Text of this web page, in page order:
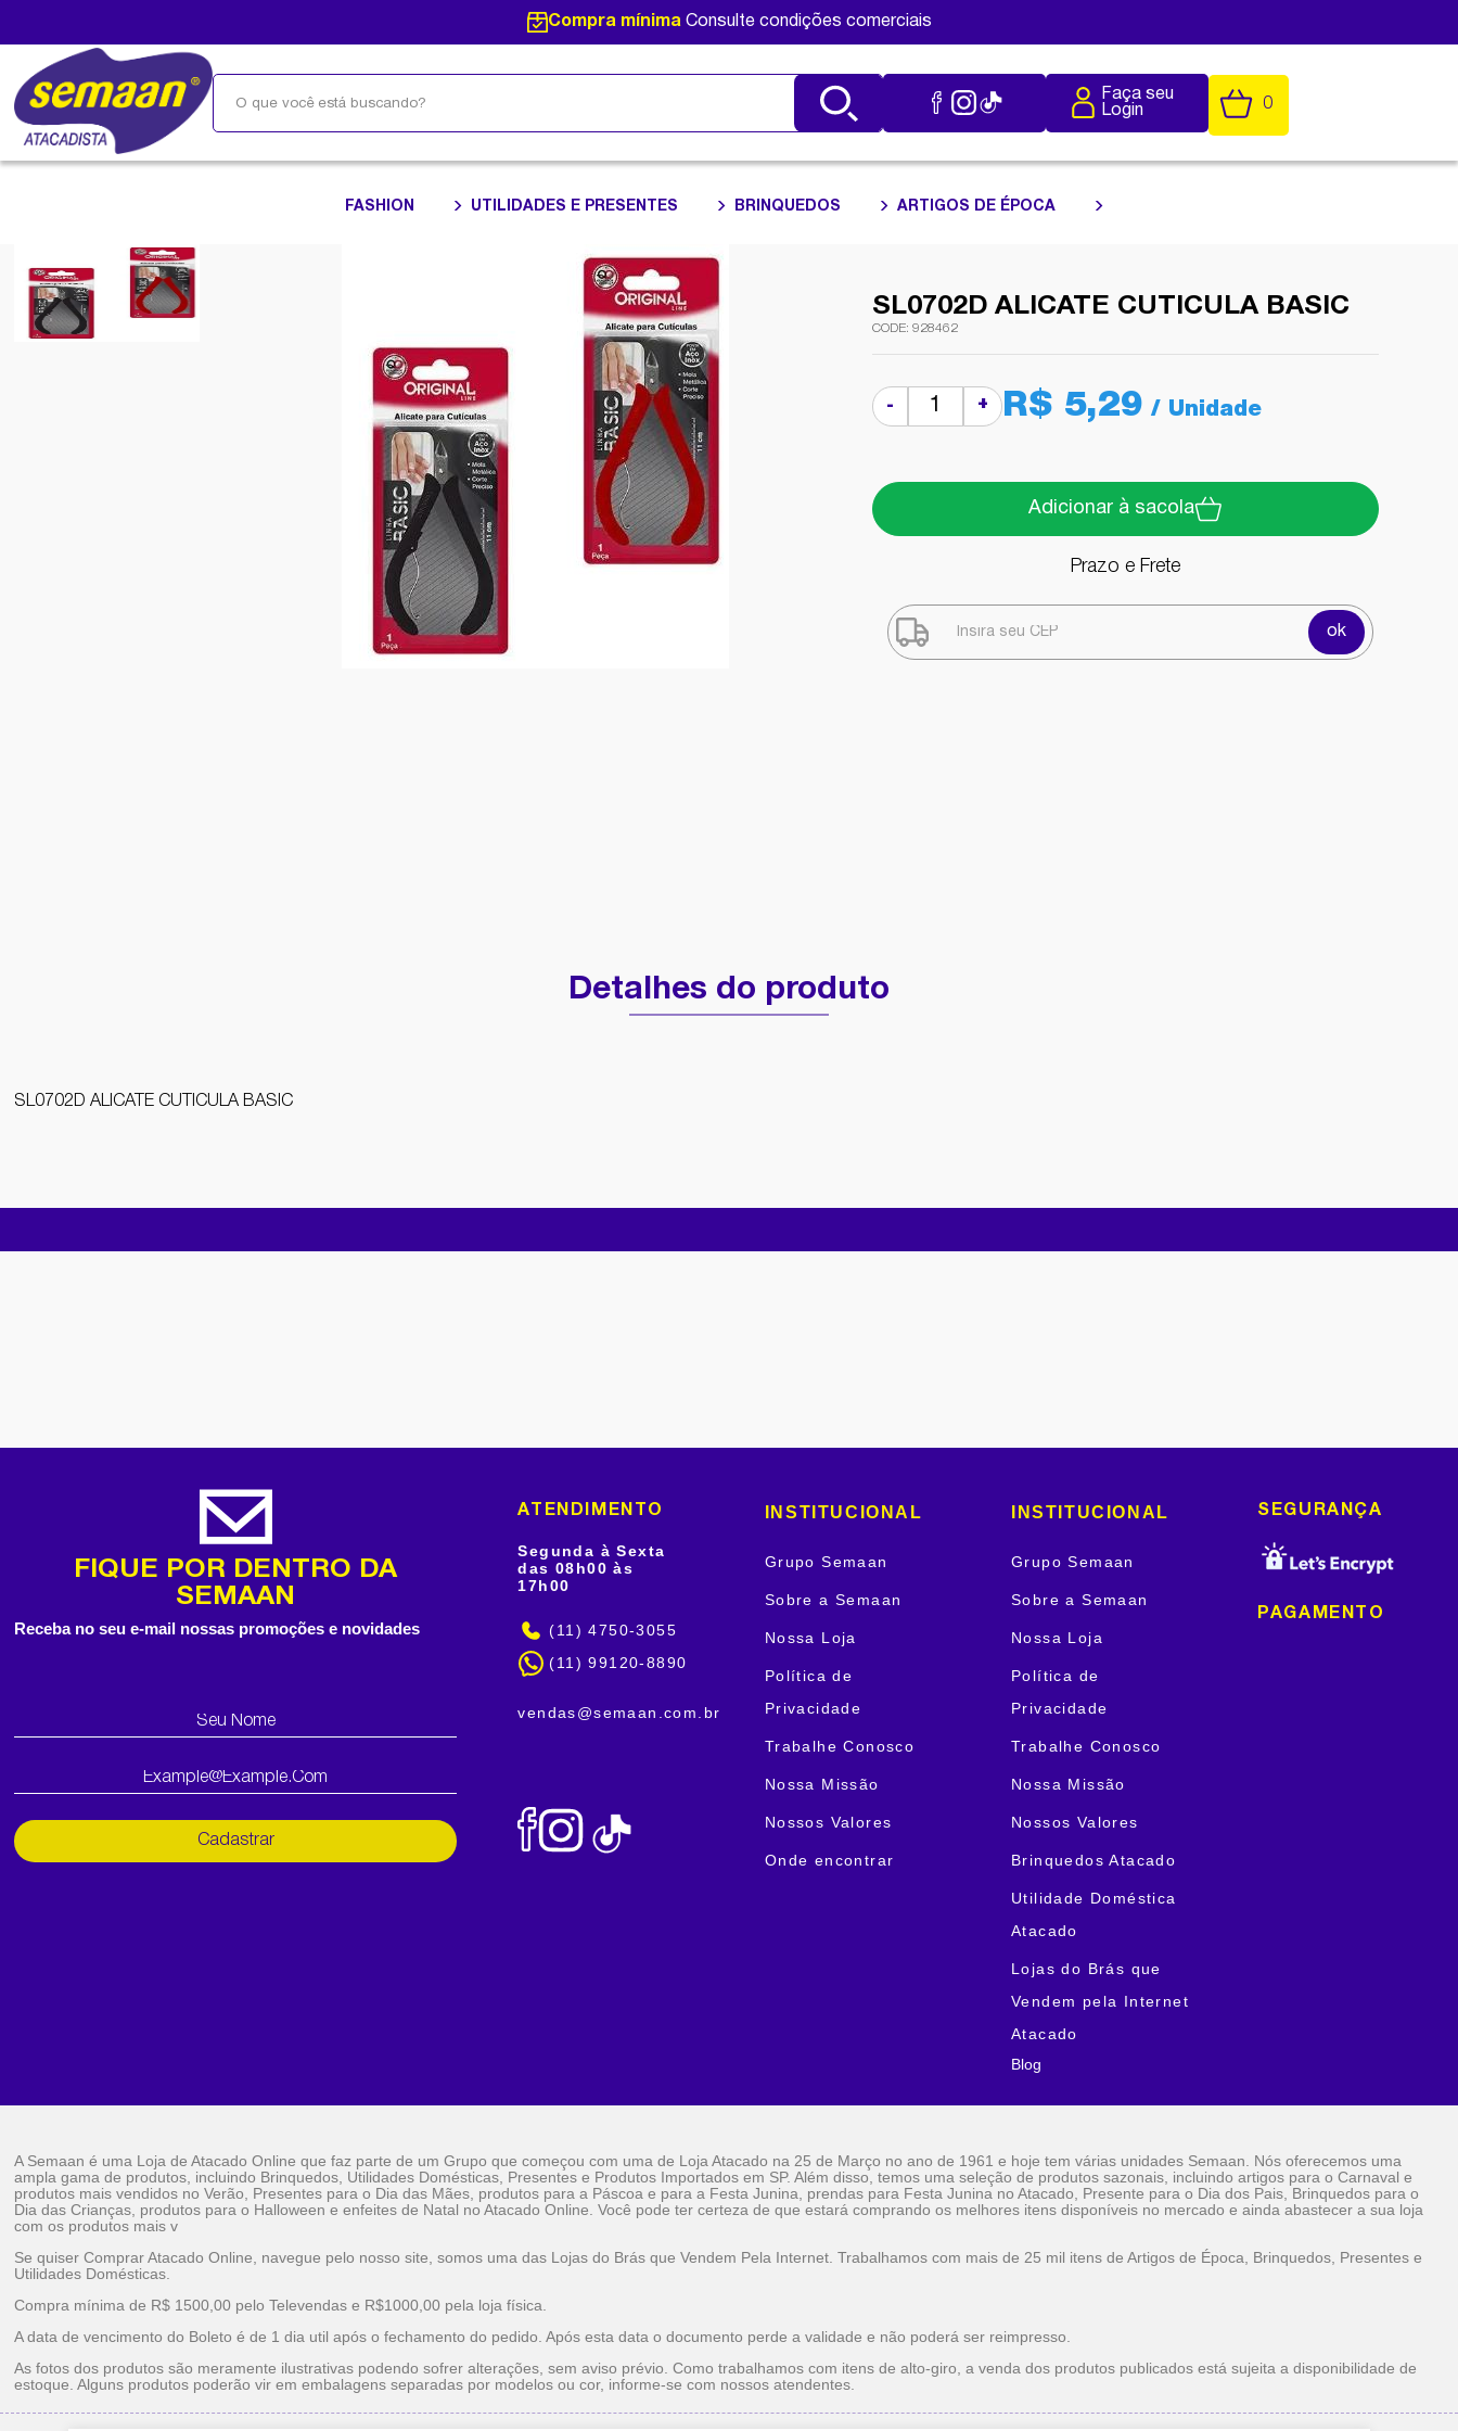
Compra mínimaConsulte condições comerciais
Faça seu
Login
0
FASHION UTILIDADES E PRESENTES BRINQUEDOS ARTIGOS DE ÉPOCA
SL0702D ALICATE CUTICULA BASIC
928462
- + R$ 5,29
Adicionar à sacola
Prazo e Frete
ok
Detalhes do produto
SL0702D ALICATE CUTICULA BASIC
FIQUE POR DENTRO DA
SEMAAN
Receba no seu e-mail nossas promoções e novidades
Cadastrar
ATENDIMENTO
Segunda à Sexta
das 08h00 às
17h00
(11) 4750-3055
(11) 99120-8890
vendas@semaan.com.br
INSTITUCIONAL
Grupo Semaan
Sobre a Semaan
Nossa Loja
Política de
Privacidade
Trabalhe Conosco
Nossa Missão
Nossos Valores
Onde encontrar
INSTITUCIONAL
Grupo Semaan
Sobre a Semaan
Nossa Loja
Política de
Privacidade
Trabalhe Conosco
Nossa Missão
Nossos Valores
Brinquedos Atacado
Utilidade Doméstica
Atacado
Lojas do Brás que
Vendem pela Internet
Atacado
Blog
SEGURANÇA
PAGAMENTO
A Semaan é uma Loja de Atacado Online que faz parte de um Grupo que começou com uma de Loja Atacado na 25 de Março no ano de 1961 e hoje tem várias unidades Semaan. Nós oferecemos uma
ampla gama de produtos, incluindo Brinquedos, Utilidades Domésticas, Presentes e Produtos Importados em SP. Além disso, temos uma seleção de produtos sazonais, incluindo artigos para o Carnaval e
produtos mais vendidos no Verão, Presentes para o Dia das Mães, produtos para a Páscoa e para a Festa Junina, prendas para Festa Junina no Atacado, Presente para o Dia dos Pais, Brinquedos para o
Dia das Crianças, produtos para o Halloween e enfeites de Natal no Atacado Online. Você pode ter certeza de que estará comprando os melhores itens disponíveis no mercado e ainda abastecer a sua loja
com os produtos mais v
Se quiser Comprar Atacado Online, navegue pelo nosso site, somos uma das Lojas do Brás que Vendem Pela Internet. Trabalhamos com mais de 25 mil itens de Artigos de Época, Brinquedos, Presentes e
Utilidades Domésticas.
Compra mínima de R$ 1500,00 pelo Televendas e R$1000,00 pela loja física.
A data de vencimento do Boleto é de 1 dia util após o fechamento do pedido. Após esta data o documento perde a validade e não poderá ser reimpresso.
As fotos dos produtos são meramente ilustrativas podendo sofrer alterações, sem aviso prévio. Como trabalhamos com itens de alto-giro, a venda dos produtos publicados está sujeita a disponibilidade de
estoque. Alguns produtos poderão vir em embalagens separadas por modelos ou cor, informe-se com nossos atendentes.